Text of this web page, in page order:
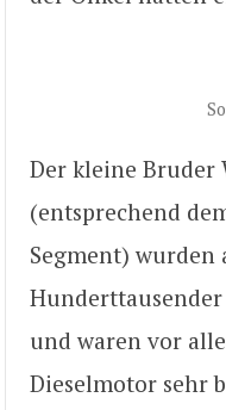
Der kleine Bruder
(entsprechend
Segment) wurden
und waren vor
Dieselmotor sehr